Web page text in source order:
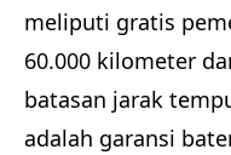
meliputi gratis
60.000 kilometer
batasan jarak
adalah garansi